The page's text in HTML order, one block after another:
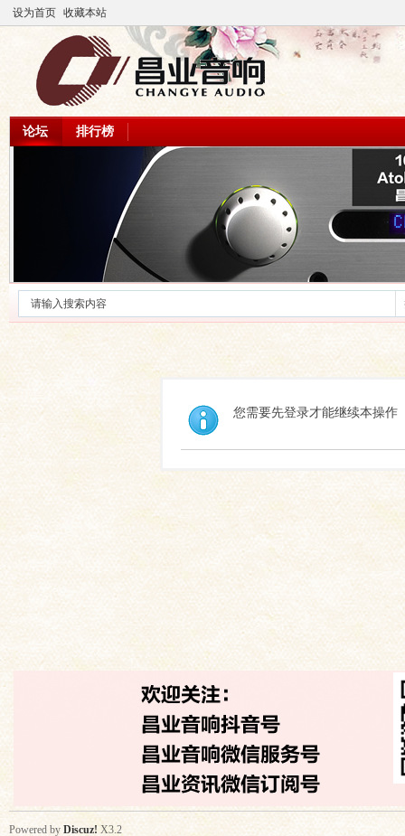
设为首页 收藏本站
论坛 排行榜
您需要先登录才能继续本操作
Powered by Discuz! X3.2